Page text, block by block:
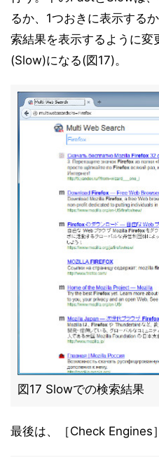
るか、1つおきに表示する
索結果を表示するように変
(Slow)になる(図17)。
図17 Slowでの検索結果
最後は、［Check Engines